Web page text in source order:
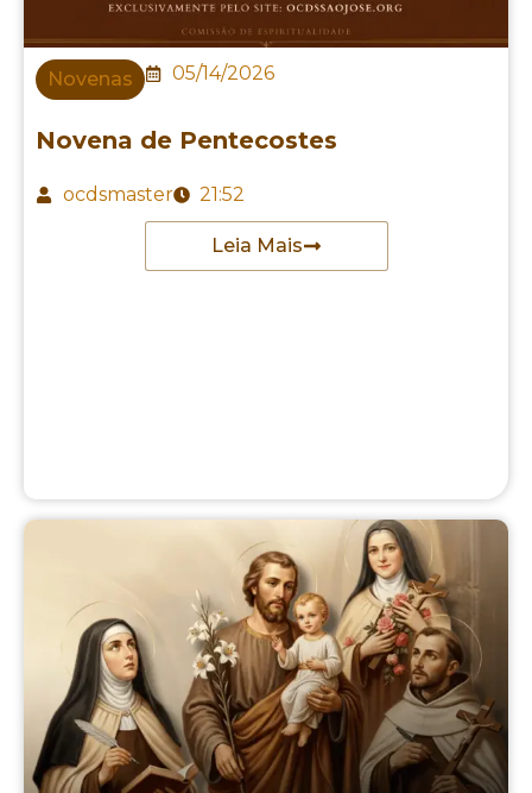
Novenas 05/14/2026
Novena de Pentecostes
ocdsmaster 21:52
Leia Mais